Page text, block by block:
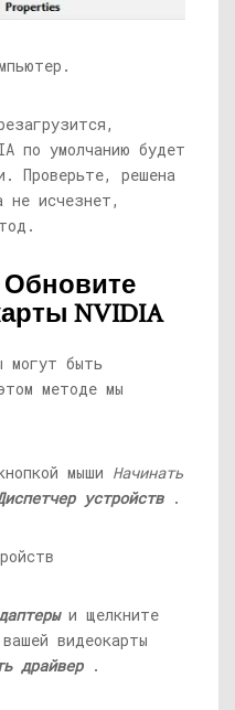
по умолчанию будет
Проверьте, решена
не исчезнет,
Обновите
NVIDIA
могут быть
методе мы
мыши Начинать
устройств .
и щелкните
видеокарты
драйвер .